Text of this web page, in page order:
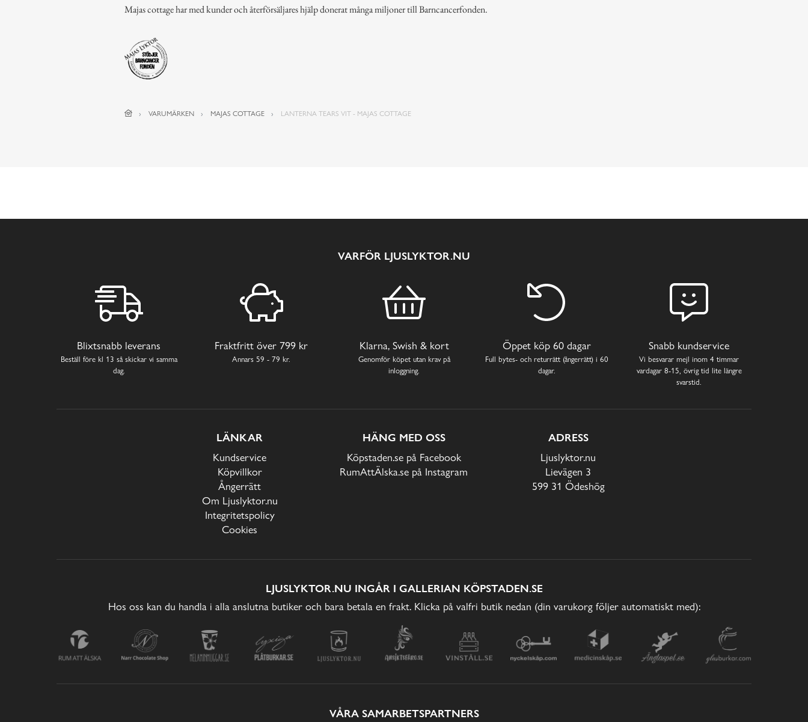
Majas cottage har med kunder och återförsäljares hjälp donerat många miljoner till Barncancerfonden.
VARUMÄRKEN MAJAS COTTAGE LANTERNA TEARS VIT - MAJAS COTTAGE
VARFÖR LJUSLYKTOR.NU
Blixtsnabb leverans
Beställ före kl 13 så skickar vi samma
dag.
Fraktfritt över 799 kr
Annars 59 - 79 kr.
Klarna, Swish & kort
Genomför köpet utan krav på
inloggning.
Öppet köp 60 dagar
Full bytes- och returrätt (ångerrätt) i 60
dagar.
Snabb kundservice
Vi besvarar mejl inom 4 timmar
vardagar 8-15, övrig tid lite längre
svarstid.
LÄNKAR
Kundservice
Köpvillkor
Ångerrätt
Om Ljuslyktor.nu
Integritetspolicy
Cookies
HÄNG MED OSS
Köpstaden.se på Facebook
RumAttÄlska.se på Instagram
ADRESS
Ljuslyktor.nu
Lievägen 3
599 31 Ödeshög
LJUSLYKTOR.NU INGÅR I GALLERIAN KÖPSTADEN.SE
Hos oss kan du handla i alla anslutna butiker och bara betala en frakt. Klicka på valfri butik nedan (din varukorg följer automatiskt med):
VÅRA SAMARBETSPARTNERS